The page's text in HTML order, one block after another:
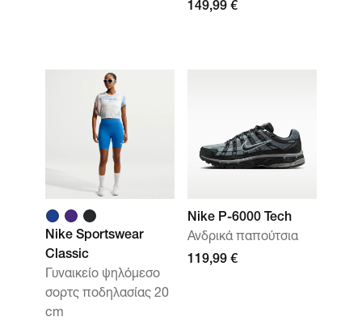
149,99 €
Nike Sportswear
Classic
Γυναικείο ψηλόμεσο
σορτς ποδηλασίας 20
cm
Nike P-6000 Tech
Ανδρικά παπούτσια
119,99 €